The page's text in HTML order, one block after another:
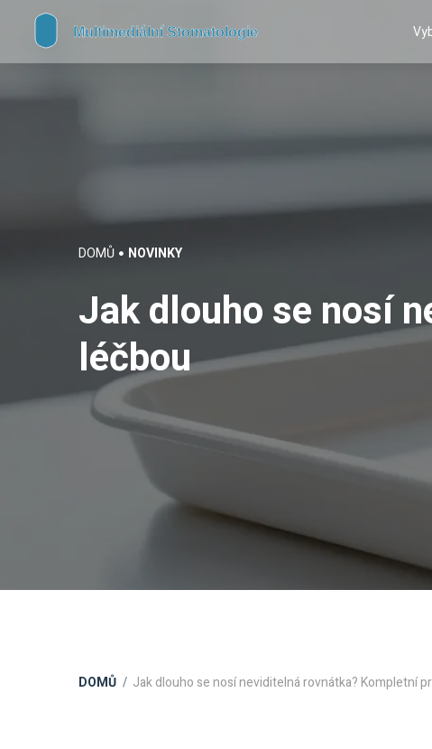
DOMŮ NOVINKY
Jak dlouho se nosí
léčbou
DOMŮ Jak dlouho se nosí neviditelná rovnátka? Kompletní